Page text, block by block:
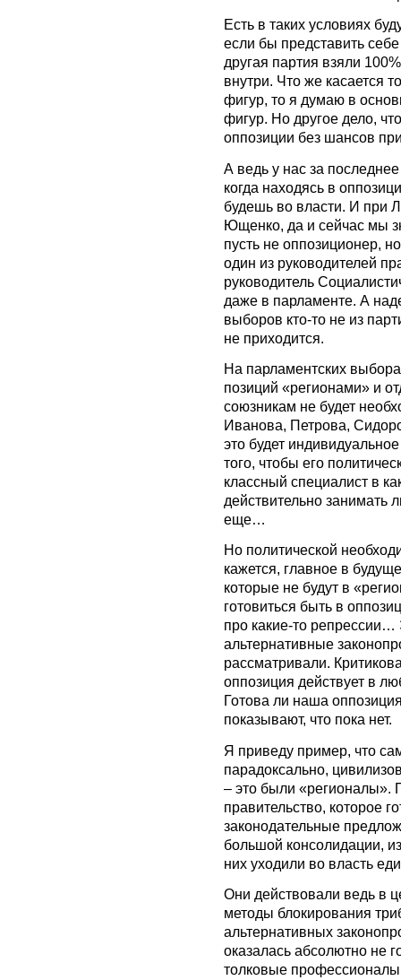
Есть в таких условиях
если бы представить
другая партия взяли
внутри. Что же касается
фигур, то я думаю в
фигур. Но другое дело,
оппозиции без шансов
А ведь у нас за
когда находясь в
будешь во власти. И при
Ющенко, да и сейчас мы
пусть не оппозиционер,
один из руководителей
руководитель
даже в парламенте. А
выборов кто-то не из
не приходится.
На парламентских
позиций «регионами» и
союзникам не будет
Иванова, Петрова,
это будет
того, чтобы его
классный специалист в
действительно занимать
еще…
Но политической
кажется, главное в
которые не будут в
готовиться быть в
про какие-то
альтернативные
рассматривали.
оппозиция действует в
Готова ли наша
показывают, что пока нет.
Я приведу пример, что
парадоксально,
– это были «регионалы».
правительство, которое
законодательные
большой консолидации,
них уходили во власть
Они действовали ведь в
методы блокирования
альтернативных
оказалась абсолютно не
толковые